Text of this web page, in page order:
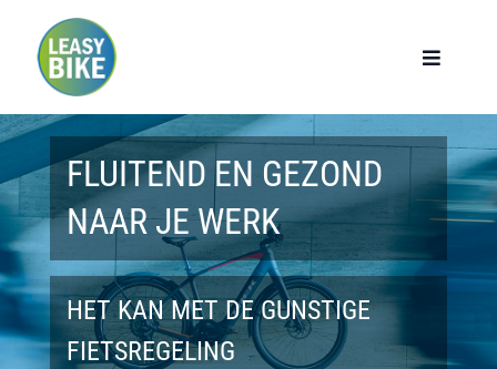
Toggle
Home
Werknemers
Werkgevers
Privé lease
FLUITEND EN GEZOND
NAAR JE WERK
HET KAN MET DE GUNSTIGE
FIETSREGELING